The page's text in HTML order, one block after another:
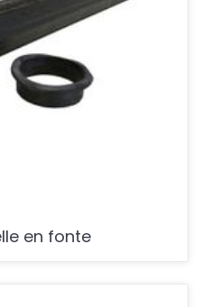
en fonte